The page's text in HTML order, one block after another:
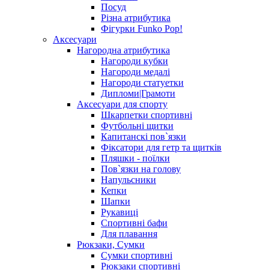
Посуд
Різна атрибутика
Фігурки Funko Pop!
Аксесуари
Нагородна атрибутика
Нагороди кубки
Нагороди медалі
Нагороди статуетки
Дипломи|Грамоти
Аксесуари для спорту
Шкарпетки спортивні
Футбольні щитки
Капитанскі пов`язки
Фіксатори для гетр та щитків
Пляшки - поїлки
Пов`язки на голову
Напульсники
Кепки
Шапки
Рукавиці
Спортивні бафи
Для плавання
Рюкзаки, Сумки
Сумки спортивні
Рюкзаки спортивні